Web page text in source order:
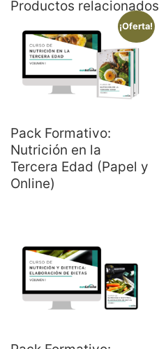
Productos relacionados
¡Oferta!
Pack Formativo:
Nutrición en la
Tercera Edad (Papel y
Online)